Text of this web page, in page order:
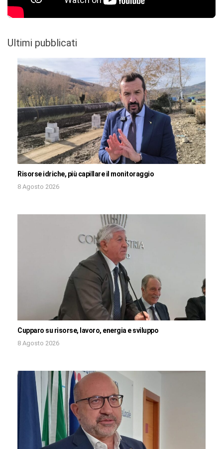
Ultimi pubblicati
Risorse idriche, più capillare il monitoraggio
8 Agosto 2026
Cupparo su risorse, lavoro, energia e sviluppo
8 Agosto 2026